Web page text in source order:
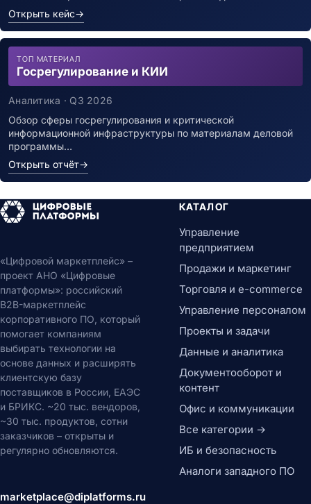
Открыть кейс→
ТОП МАТЕРИАЛ
Госрегулирование и КИИ
Аналитика · Q3 2026
Обзор сферы госрегулирования и критической
информационной инфраструктуры по материалам деловой
программы…
Открыть отчёт→
«Цифровой маркетплейс» –
проект АНО «Цифровые
платформы»: российский
B2B-маркетплейс
корпоративного ПО, который
помогает компаниям
выбирать технологии на
основе данных и расширять
клиентскую базу
поставщиков в России, ЕАЭС
и БРИКС. ~20 тыс. вендоров,
~30 тыс. продуктов, сотни
заказчиков – открыты и
регулярно обновляются.
marketplace@diplatforms.ru
КАТАЛОГ
Управление
предприятием
Продажи и маркетинг
Торговля и e-commerce
Управление персоналом
Проекты и задачи
Данные и аналитика
Документооборот и
контент
Офис и коммуникации
Все категории →
ИБ и безопасность
Аналоги западного ПО